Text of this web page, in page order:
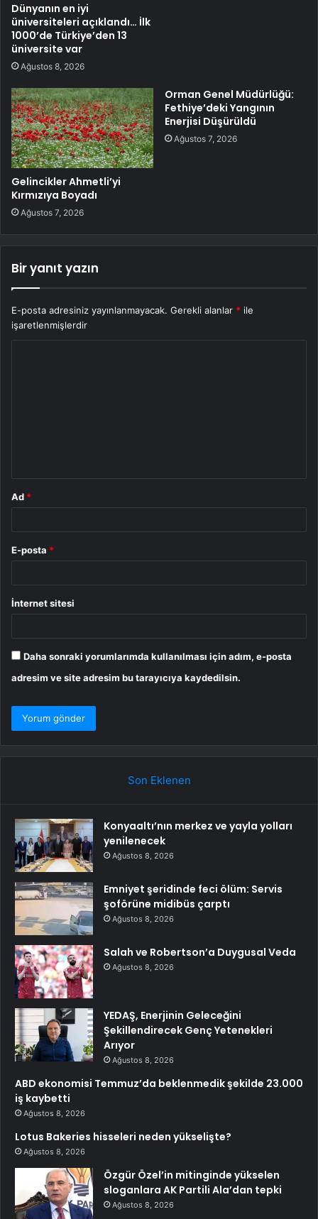
Dünyanın en iyi
üniversiteleri açıklandı… İlk
1000’de Türkiye’den 13
üniversite var
Ağustos 8, 2026
Gelincikler Ahmetli’yi
Kırmızıya Boyadı
Ağustos 7, 2026
Orman Genel Müdürlüğü:
Fethiye’deki Yangının
Enerjisi Düşürüldü
Ağustos 7, 2026
Bir yanıt yazın
E-posta adresiniz yayınlanmayacak. Gerekli alanlar * ile
işaretlenmişlerdir
Ad *
E-posta *
İnternet sitesi
Daha sonraki yorumlarımda kullanılması için adım, e-posta
adresim ve site adresim bu tarayıcıya kaydedilsin.
Son Eklenen
Konyaaltı’nın merkez ve yayla yolları
yenilenecek
Ağustos 8, 2026
Emniyet şeridinde feci ölüm: Servis
şoförüne midibüs çarptı
Ağustos 8, 2026
Salah ve Robertson’a Duygusal Veda
Ağustos 8, 2026
YEDAŞ, Enerjinin Geleceğini
Şekillendirecek Genç Yetenekleri
Arıyor
Ağustos 8, 2026
ABD ekonomisi Temmuz’da beklenmedik şekilde 23.000
iş kaybetti
Ağustos 8, 2026
Lotus Bakeries hisseleri neden yükselişte?
Ağustos 8, 2026
Özgür Özel’in mitinginde yükselen
sloganlara AK Partili Ala’dan tepki
Ağustos 8, 2026